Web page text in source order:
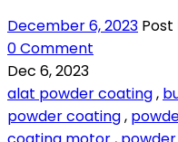
December 6, 2023 Post
0 Comment
Dec 6, 2023
alat powder coating,
powder coating,